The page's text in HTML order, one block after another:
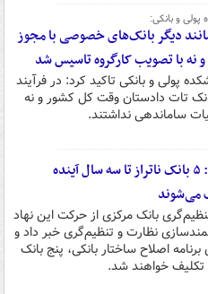
و بانکی:
دیگر بانک‌های خصوصی با مجوز
نه با تصویب کارگروه تاسیس شد
پولی و بانکی تاکید کرد: در فرآیند
تات دادستان وقت کل کشور و نه
ساماندهی نداشتند.
بانک مرکزی: ۵ بانک ناتراز تا سه سال آینده
می‌شوند
بانک مرکزی از حرکت این نهاد
نظارت و تنظیم‌گری خبر داد و
اصلاح ساختار بانکی، پنج بانک
تکلیف خواهند شد.